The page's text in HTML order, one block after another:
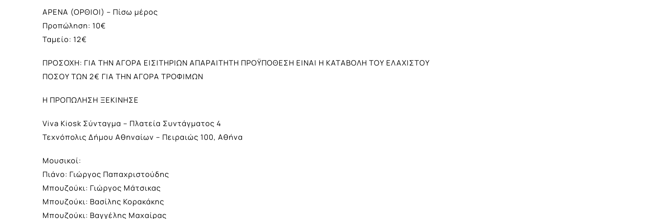
ΑΡΕΝΑ (ΟΡΘΙΟΙ) – Πίσω μέρος
Προπώληση: 10€
Ταμείο: 12€
ΠΡΟΣΟΧΗ: ΓΙΑ ΤΗΝ ΑΓΟΡΑ ΕΙΣΙΤΗΡΙΩΝ ΑΠΑΡΑΙΤΗΤΗ ΠΡΟΫΠΟΘΕΣΗ EINAI Η ΚΑΤΑΒΟΛΗ ΤΟΥ ΕΛΑΧΙΣΤΟΥ
ΠΟΣΟΥ ΤΩΝ 2€ ΓΙΑ ΤΗΝ ΑΓΟΡΑ ΤΡΟΦΙΜΩΝ
Η ΠΡΟΠΩΛΗΣΗ ΞΕΚΙΝΗΣΕ
Viva Kiosk Σύνταγμα – Πλατεία Συντάγματος 4
Τεχνόπολις Δήμου Αθηναίων – Πειραιώς 100, Αθήνα
Μουσικοί:
Πιάνο: Γιώργος Παπαχριστούδης
Μπουζούκι: Γιώργος Μάτσικας
Μπουζούκι: Βασίλης Κορακάκης
Μπουζούκι: Βαγγέλης Μαχαίρας